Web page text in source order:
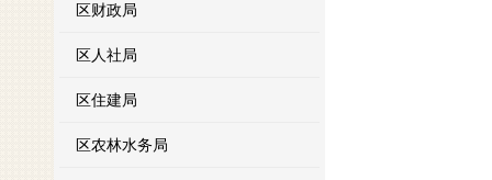
区财政局
区人社局
区住建局
区农林水务局